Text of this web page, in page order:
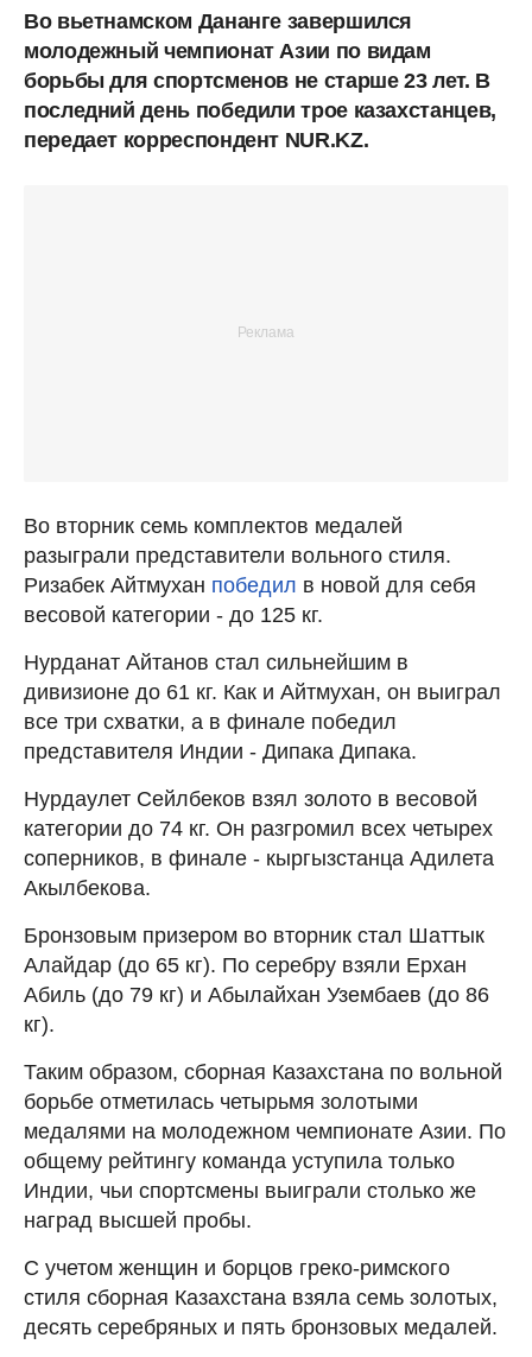
Во вьетнамском Дананге завершился
молодежный чемпионат Азии по видам
борьбы для спортсменов не старше 23 лет. В
последний день победили трое казахстанцев,
передает корреспондент NUR.KZ.
Во вторник семь комплектов медалей
разыграли представители вольного стиля.
Ризабек Айтмухан победил в новой для себя
весовой категории - до 125 кг.
Нурданат Айтанов стал сильнейшим в
дивизионе до 61 кг. Как и Айтмухан, он выиграл
все три схватки, а в финале победил
представителя Индии - Дипака Дипака.
Нурдаулет Сейлбеков взял золото в весовой
категории до 74 кг. Он разгромил всех четырех
соперников, в финале - кыргызстанца Адилета
Акылбекова.
Бронзовым призером во вторник стал Шаттык
Алайдар (до 65 кг). По серебру взяли Ерхан
Абиль (до 79 кг) и Абылайхан Узембаев (до 86
кг).
Таким образом, сборная Казахстана по вольной
борьбе отметилась четырьмя золотыми
медалями на молодежном чемпионате Азии. По
общему рейтингу команда уступила только
Индии, чьи спортсмены выиграли столько же
наград высшей пробы.
С учетом женщин и борцов греко-римского
стиля сборная Казахстана взяла семь золотых,
десять серебряных и пять бронзовых медалей.